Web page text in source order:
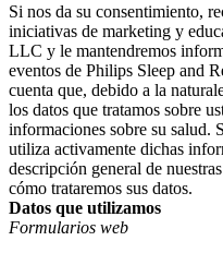
Si nos da su consentimiento,
iniciativas de marketing y
LLC y le mantendremos
eventos de Philips Sleep and
cuenta que, debido a la
los datos que tratamos sobre
informaciones sobre su salud.
utiliza activamente dichas
descripción general de
cómo trataremos sus datos.
Datos que utilizamos
Formularios web